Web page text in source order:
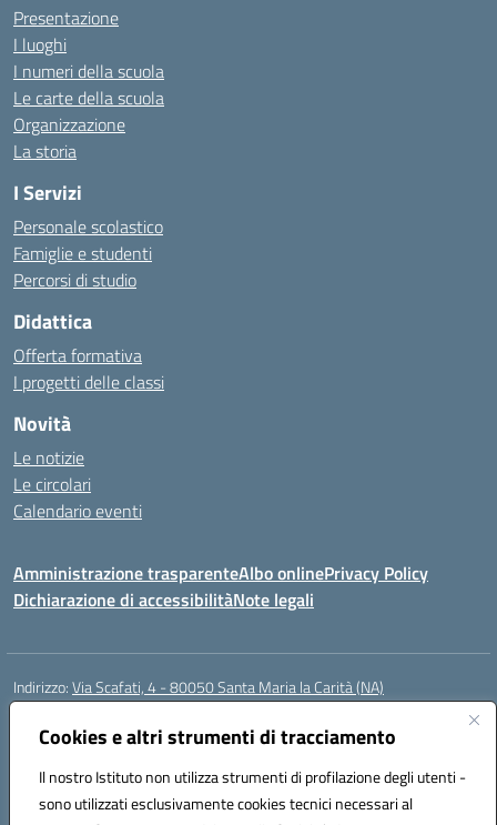
Cookies e altri strumenti di tracciamento
Il nostro Istituto non utilizza strumenti di profilazione degli utenti -
sono utilizzati esclusivamente cookies tecnici necessari al
Presentazione
I luoghi
I numeri della scuola
Le carte della scuola
Organizzazione
La storia
I Servizi
Personale scolastico
Famiglie e studenti
Percorsi di studio
Didattica
Offerta formativa
I progetti delle classi
Novità
Le notizie
Le circolari
Calendario eventi
Amministrazione trasparenteAlbo onlinePrivacy Policy
Dichiarazione di accessibilitàNote legali
Indirizzo:Via Scafati, 4 - 80050 Santa Maria la Carità (NA)
Centralino:
Posta elettronica certificata (PEC):NAEE21900T@pec.istruzione.it
Codice fiscale: 90016250632
Codice meccanografico:NAEE21900T